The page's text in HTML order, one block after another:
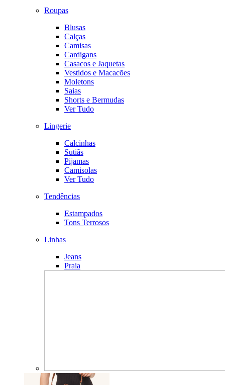
Roupas
Blusas
Calças
Camisas
Cardigans
Casacos e Jaquetas
Vestidos e Macacões
Moletons
Saias
Shorts e Bermudas
Ver Tudo
Lingerie
Calcinhas
Sutiãs
Pijamas
Camisolas
Ver Tudo
Tendências
Estampados
Tons Terrosos
Linhas
Jeans
Praia